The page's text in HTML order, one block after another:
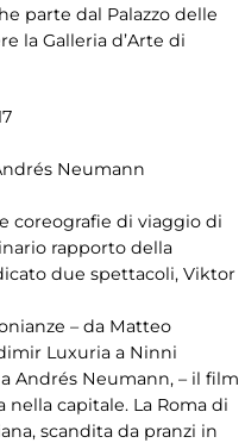
parte dal Palazzo delle
la Galleria d’Arte di
Neumann
coreografie di viaggio di
rapporto della
due spettacoli, Viktor
– da Matteo
Luxuria a Ninni
Andrés Neumann, – il film
nella capitale. La Roma di
scandita da pranzi in